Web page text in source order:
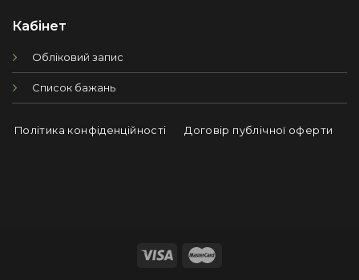
Кабінет
Обліковий запис
Список бажань
Політика конфіденційності Договір публічної оферти